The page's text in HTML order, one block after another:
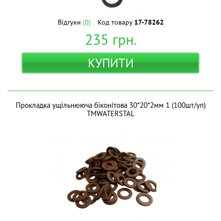
Відгуки (0) Код товару 17-78262
235 грн.
КУПИТИ
Прокладка ущільнююча біконітова 30*20*2мм 1 (100шт/уп)
ТМWATERSTAL